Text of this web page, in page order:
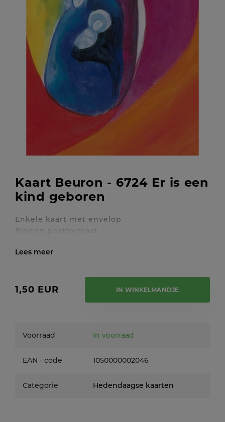
Kaart Beuron - 6724 Er is een
kind geboren
Enkele kaart met envelop
Binnen postformaat
1,50 EUR IN WINKELMANDJE
Voorraad In voorraad
EAN - code 1050000002046
Categorie Hedendaagse kaarten